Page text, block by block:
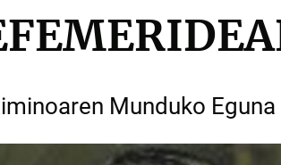
Munduko Eguna